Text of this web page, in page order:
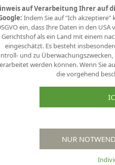
auf Verarbeitung Ihrer auf
Indem Sie auf "Ich akzeptiere"
ein, dass Ihre Daten in den
Gerichtshof als ein Land mit einem
eingeschätzt. Es besteht
und zu
werden können. Wenn Sie
die vorgehend
NUR